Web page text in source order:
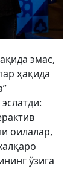
эмас,
ҳақида
оилалар,
ўзига